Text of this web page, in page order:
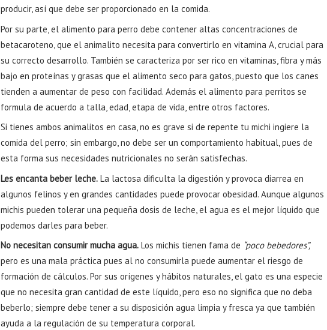
producir, así que debe ser proporcionado en la comida.
Por su parte, el alimento para perro debe contener altas concentraciones de
betacaroteno, que el animalito necesita para convertirlo en vitamina A, crucial para
su correcto desarrollo. También se caracteriza por ser rico en vitaminas, fibra y más
bajo en proteínas y grasas que el alimento seco para gatos, puesto que los canes
tienden a aumentar de peso con facilidad. Además el alimento para perritos se
formula de acuerdo a talla, edad, etapa de vida, entre otros factores.
Si tienes ambos animalitos en casa, no es grave si de repente tu michi ingiere la
comida del perro; sin embargo, no debe ser un comportamiento habitual, pues de
esta forma sus necesidades nutricionales no serán satisfechas.
Les encanta beber leche. La lactosa dificulta la digestión y provoca diarrea en
algunos felinos y en grandes cantidades puede provocar obesidad. Aunque algunos
michis pueden tolerar una pequeña dosis de leche, el agua es el mejor líquido que
podemos darles para beber.
No necesitan consumir mucha agua. Los michis tienen fama de “poco bebedores”,
pero es una mala práctica pues al no consumirla puede aumentar el riesgo de
formación de cálculos. Por sus orígenes y hábitos naturales, el gato es una especie
que no necesita gran cantidad de este líquido, pero eso no significa que no deba
beberlo; siempre debe tener a su disposición agua limpia y fresca ya que también
ayuda a la regulación de su temperatura corporal.